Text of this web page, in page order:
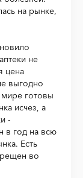
на рынке,
не
цена
выгодно
мире готовы
исчез, а
-
в год на всю
Есть
во